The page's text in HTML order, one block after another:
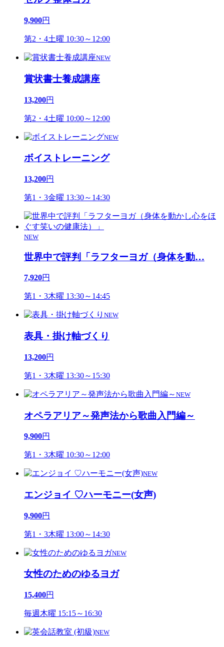
9,900円
第2・4土曜 10:30～12:00
NEW
賞状書士養成講座
13,200円
第2・4土曜 10:00～12:00
NEW
ボイストレーニング
13,200円
第1・3金曜 13:30～14:30
NEW
世界中で評判「ラフターヨガ（身体を動…
7,920円
第1・3木曜 13:30～14:45
NEW
表具・掛け軸づくり
13,200円
第1・3木曜 13:30～15:30
NEW
オペラアリア～発声法から歌曲入門編～
9,900円
第1・3木曜 10:30～12:00
NEW
エンジョイ ♡ハーモニー(女声)
9,900円
第1・3木曜 13:00～14:30
NEW
女性のためのゆるヨガ
15,400円
毎週木曜 15:15～16:30
NEW